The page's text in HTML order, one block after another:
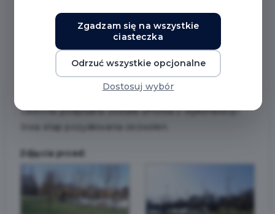
Zakres prac:
Projekt relizowany jest w ramach Budżetu
Obywatelskiego, zgodnie z projektem zakres prac
ma obejmować montaż 5 do 10 trampolin w Parku
Kulturowym Faktoria.
Obecnie podpisana została umowa z wykonawcą i
Zdjęcia przed:
Zgadzam się na wszystkie
ciasteczka
Odrzuć wszystkie opcjonalne
Dostosuj wybór